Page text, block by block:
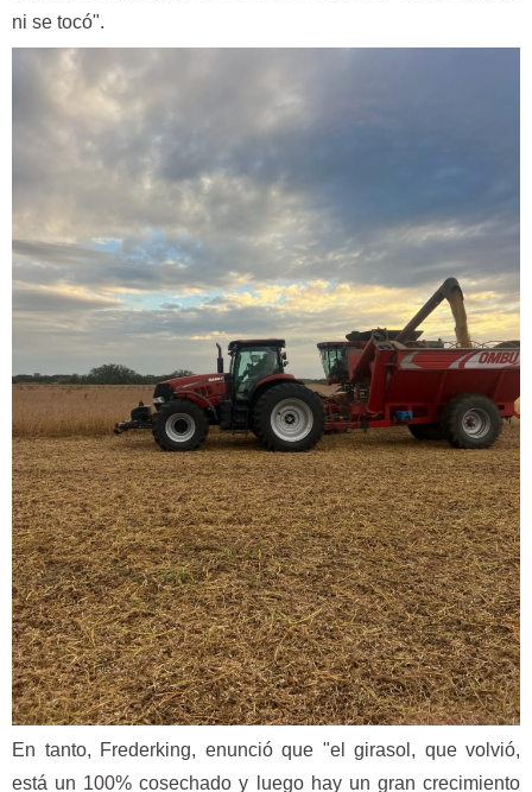
ni se tocó".
En tanto, Frederking, enunció que "el girasol, que volvió,
está un 100% cosechado y luego hay un gran crecimiento